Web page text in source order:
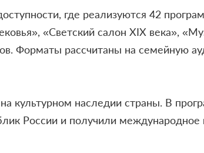
где реализуются 42
«Светский салон XIX века»,
Форматы рассчитаны на семейную
культурном наследии страны. В
России и получили международное